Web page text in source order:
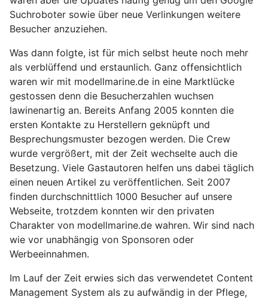
Suchroboter sowie über neue Verlinkungen weitere
Besucher anzuziehen.
Was dann folgte, ist für mich selbst heute noch mehr
als verblüffend und erstaunlich. Ganz offensichtlich
waren wir mit modellmarine.de in eine Marktlücke
gestossen denn die Besucherzahlen wuchsen
lawinenartig an. Bereits Anfang 2005 konnten die
ersten Kontakte zu Herstellern geknüpft und
Besprechungsmuster bezogen werden. Die Crew
wurde vergrößert, mit der Zeit wechselte auch die
Besetzung. Viele Gastautoren helfen uns dabei täglich
einen neuen Artikel zu veröffentlichen. Seit 2007
finden durchschnittlich 1000 Besucher auf unsere
Webseite, trotzdem konnten wir den privaten
Charakter von modellmarine.de wahren. Wir sind nach
wie vor unabhängig von Sponsoren oder
Werbeeinnahmen.
Im Lauf der Zeit erwies sich das verwendetet Content
Management System als zu aufwändig in der Pflege,